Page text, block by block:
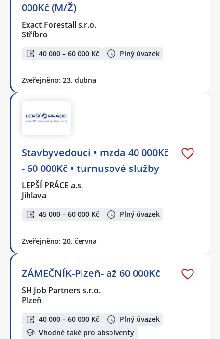
000Kč (M/Ž)
Exact Forestall s.r.o.
Stříbro
40 000 – 60 000 Kč Plný úvazek
Zveřejněno: 23. dubna
Stavbyvedoucí • mzda 40 000Kč
- 60 000Kč • turnusové služby
LEPŠÍ PRÁCE a.s.
Jihlava
45 000 – 60 000 Kč Plný úvazek
Zveřejněno: 20. června
ZÁMEČNÍK-Plzeň- až 60 000Kč
SH Job Partners s.r.o.
Plzeň
40 000 – 60 000 Kč
Plný úvazek
Vhodné také pro absolventy